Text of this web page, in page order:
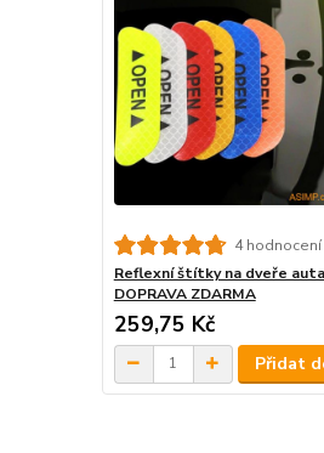
4 hodnocení
Reflexní štítky na dveře
DOPRAVA ZDARMA
259,75 Kč
Přidat